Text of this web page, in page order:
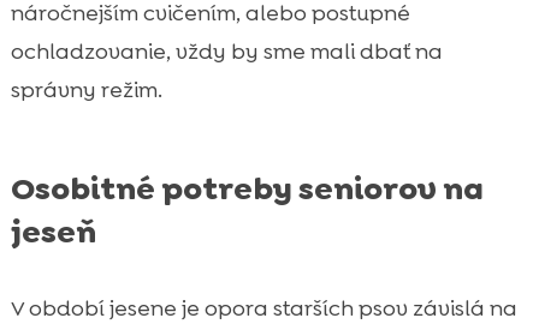
náročnejším cvičením, alebo postupné
ochladzovanie, vždy by sme mali dbať na
správny režim.
Osobitné potreby seniorov na
jeseň
V období jesene je opora starších psov závislá na